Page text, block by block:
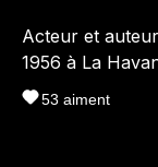
Acteur et
1956 à La
53 aiment